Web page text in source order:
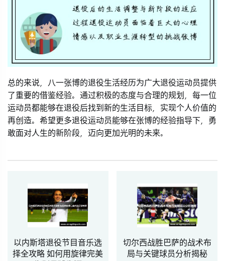
总的来说，八一张博的退役生活经历为广大退役运动员提供
了重要的借鉴经验。通过积极的态度与合理的规划，每一位
运动员都能够在退役后找到新的生活目标，实现个人价值的
再创造。希望更多退役运动员能够在张博的经验指导下，勇
敢面对人生的新阶段，迈向更加光明的未来。
以内斯塔退役节目音乐选
择全攻略 如何用旋律完美
切尔西战胜巴萨的战术布
局与关键球员分析揭秘